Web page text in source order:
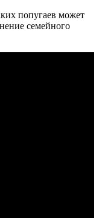
попугаев может
семейного